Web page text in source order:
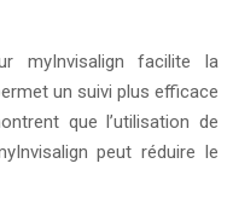
myInvisalign facilite la
un suivi plus efficace
que l’utilisation de
peut réduire le